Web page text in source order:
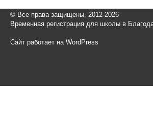
© Все права защищены, 2012-2026
Временная регистрация для школы в
Сайт работает на WordPress